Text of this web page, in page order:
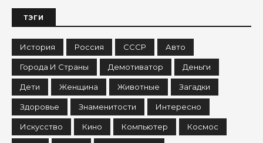
ТЭГИ
История Россия СССР Авто
Города И Страны Демотиватор Деньги
Дети Женщина Животные Загадки
Здоровье Знаменитости Интересно
Искусство Кино Компьютер Космос